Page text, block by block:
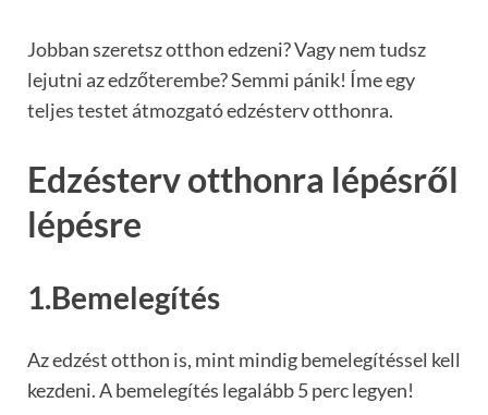
Jobban szeretsz otthon edzeni? Vagy nem tudsz
lejutni az edzőterembe? Semmi pánik! Íme egy
teljes testet átmozgató edzésterv otthonra.
Edzésterv otthonra lépésről
lépésre
1.Bemelegítés
Az edzést otthon is, mint mindig bemelegítéssel kell
kezdeni. A bemelegítés legalább 5 perc legyen!